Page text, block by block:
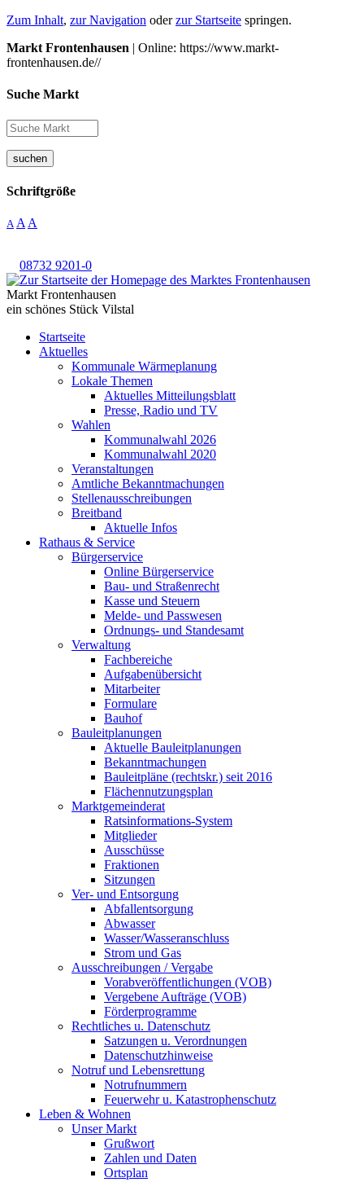
Zum Inhalt, zur Navigation oderzur Startseite springen.
Markt Frontenhausen | Online: https://www.markt-
frontenhausen.de//
Suche Markt
suchen
Schriftgröße
A A A
08732 9201-0
Markt Frontenhausen
ein schönes Stück Vilstal
Startseite
Aktuelles
Kommunale Wärmeplanung
Lokale Themen
Aktuelles Mitteilungsblatt
Presse, Radio und TV
Wahlen
Kommunalwahl 2026
Kommunalwahl 2020
Veranstaltungen
Amtliche Bekanntmachungen
Stellenausschreibungen
Breitband
Aktuelle Infos
Rathaus & Service
Bürgerservice
Online Bürgerservice
Bau- und Straßenrecht
Kasse und Steuern
Melde- und Passwesen
Ordnungs- und Standesamt
Verwaltung
Fachbereiche
Aufgabenübersicht
Mitarbeiter
Formulare
Bauhof
Bauleitplanungen
Aktuelle Bauleitplanungen
Bekanntmachungen
Bauleitpläne (rechtskr.) seit 2016
Flächennutzungsplan
Marktgemeinderat
Ratsinformations-System
Mitglieder
Ausschüsse
Fraktionen
Sitzungen
Ver- und Entsorgung
Abfallentsorgung
Abwasser
Wasser/Wasseranschluss
Strom und Gas
Ausschreibungen / Vergabe
Vorabveröffentlichungen (VOB)
Vergebene Aufträge (VOB)
Förderprogramme
Rechtliches u. Datenschutz
Satzungen u. Verordnungen
Datenschutzhinweise
Notruf und Lebensrettung
Notrufnummern
Feuerwehr u. Katastrophenschutz
Leben & Wohnen
Unser Markt
Grußwort
Zahlen und Daten
Ortsplan